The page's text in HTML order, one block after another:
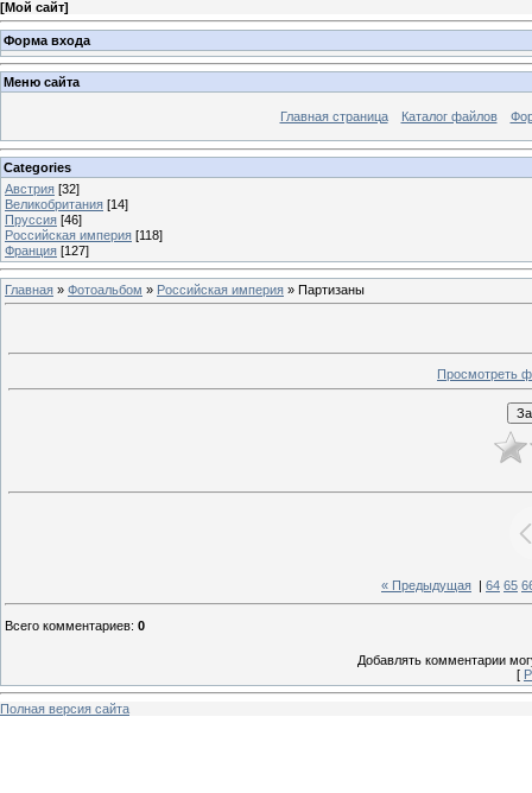
[Мой сайт]
Форма входа
Меню сайта
Главная страница Каталог файлов
Categories
Австрия [32]
Великобритания [14]
Пруссия [46]
Российская империя [118]
Франция [127]
Главная » Фотоальбом » Российская империя » Партизаны
Просмотреть
« Предыдущая 64 65
Всего комментариев: 0
Добавлять комментарии
[
Полная версия сайта